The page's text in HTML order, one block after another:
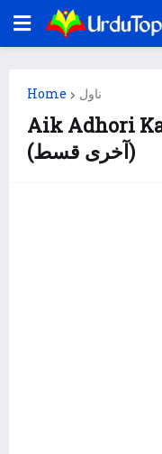
Home ناول
Aik Adhori
(آخری قسط)